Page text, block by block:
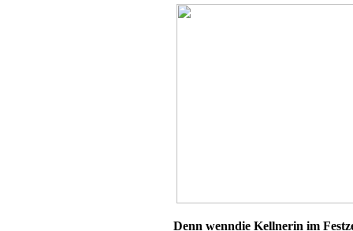
Denn wenndie Kellnerin im